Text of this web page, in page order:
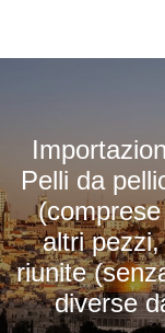
Pelli da
altri
riunite
diverse